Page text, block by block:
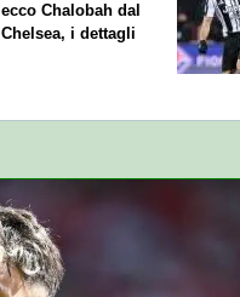
ecco Chalobah dal
Chelsea, i dettagli